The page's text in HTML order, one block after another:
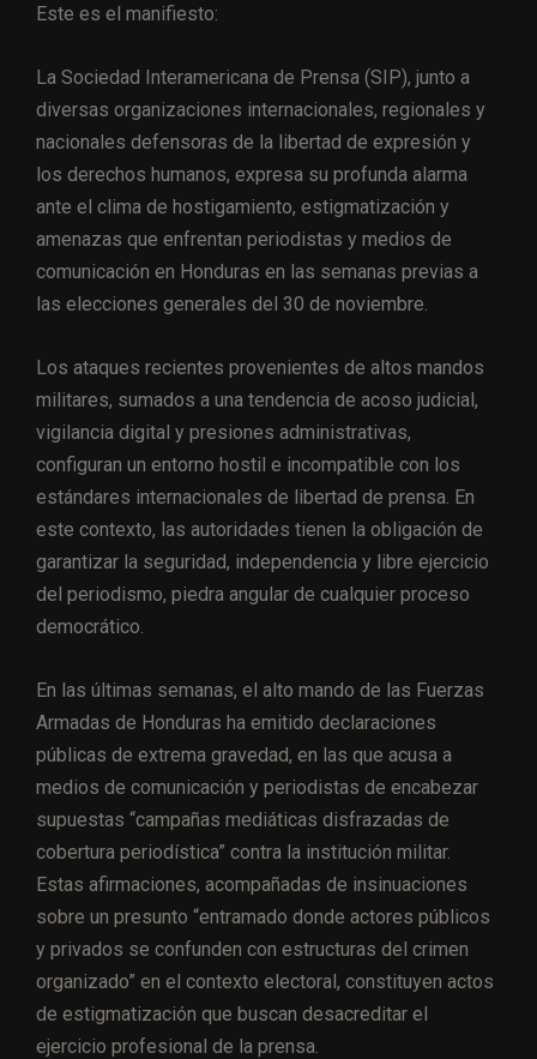
Este es el manifiesto:
La Sociedad Interamericana de Prensa (SIP), junto a
diversas organizaciones internacionales, regionales y
nacionales defensoras de la libertad de expresión y
los derechos humanos, expresa su profunda alarma
ante el clima de hostigamiento, estigmatización y
amenazas que enfrentan periodistas y medios de
comunicación en Honduras en las semanas previas a
las elecciones generales del 30 de noviembre.
Los ataques recientes provenientes de altos mandos
militares, sumados a una tendencia de acoso judicial,
vigilancia digital y presiones administrativas,
configuran un entorno hostil e incompatible con los
estándares internacionales de libertad de prensa. En
este contexto, las autoridades tienen la obligación de
garantizar la seguridad, independencia y libre ejercicio
del periodismo, piedra angular de cualquier proceso
democrático.
En las últimas semanas, el alto mando de las Fuerzas
Armadas de Honduras ha emitido declaraciones
públicas de extrema gravedad, en las que acusa a
medios de comunicación y periodistas de encabezar
supuestas “campañas mediáticas disfrazadas de
cobertura periodística” contra la institución militar.
Estas afirmaciones, acompañadas de insinuaciones
sobre un presunto “entramado donde actores públicos
y privados se confunden con estructuras del crimen
organizado” en el contexto electoral, constituyen actos
de estigmatización que buscan desacreditar el
ejercicio profesional de la prensa.